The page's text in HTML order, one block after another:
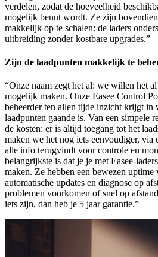
verdelen, zodat de hoeveelheid
mogelijk benut wordt. Ze zijn
makkelijk op te schalen: de laders
uitbreiding zonder kostbare upgrades.”
Zijn de laadpunten makkelijk te
“Onze naam zegt het al: we willen het
mogelijk maken. Onze Easee Control
beheerder ten allen tijde inzicht krijgt in
laadpunten gaande is. Van een simpele
de kosten: er is altijd toegang tot het
maken we het nog iets eenvoudiger, via
alle info terugvindt voor controle en
belangrijkste is dat je je met Easee-
maken. Ze hebben een bewezen
automatische updates en diagnose op
problemen voorkomen of snel op
iets zijn, dan heb je 5 jaar garantie.”